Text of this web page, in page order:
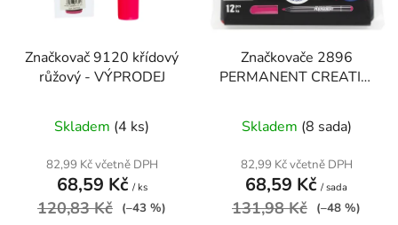
Značkovač 9120 křídový
růžový - VÝPRODEJ
Skladem (4 ks)
82,99 Kč včetně DPH
68,59 Kč / ks
120,83 Kč (–43 %)
Značkovače 2896
PERMANENT CREATIV,
Skladem (8 sada)
82,99 Kč včetně DPH
68,59 Kč / sada
131,98 Kč (–48 %)